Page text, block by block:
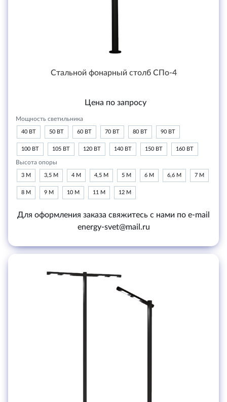
Стальной фонарный столб СПо-4
Цена по запросу
Мощность светильника
40 ВТ 50 ВТ 60 ВТ 70 ВТ 80 ВТ 90 ВТ
100 ВТ 105 ВТ 120 ВТ 140 ВТ 150 ВТ 160 ВТ
Высота опоры
3 М 3,5 М 4 М 4,5 М 5 М 6 М 6,6 М 7 М
8 М 9 М 10 М 11 М 12 М
Для оформления заказа свяжитесь с нами по e-mail
energy-svet@mail.ru